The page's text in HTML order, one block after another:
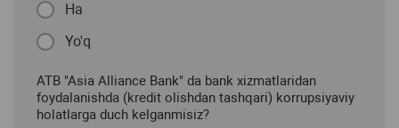
Ha
Yo'q
ATB "Asia Alliance Bank" da bank xizmatlaridan
foydalanishda (kredit olishdan tashqari) korrupsiyaviy
holatlarga duch kelganmisiz?